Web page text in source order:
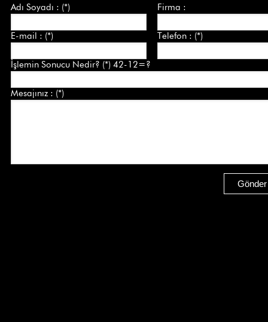
Adı Soyadı : (*) Firma :
E-mail : (*) Telefon : (*)
İşlemin Sonucu Nedir? (*) 42-12=?
Mesajınız : (*)